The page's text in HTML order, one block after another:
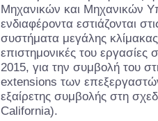
Μηχανικών και Μηχανικών
ενδιαφέροντα εστιάζονται
συστήματα μεγάλης
επιστημονικές του
2015, για την συμβολή του
extensions των επεξεργαστών
εξαίρετης συμβολής στη
California).